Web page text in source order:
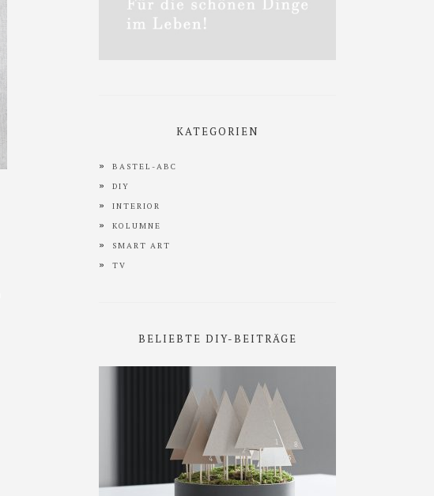
KATEGORIEN
BASTEL-ABC
DIY
INTERIOR
KOLUMNE
SMART ART
TV
BELIEBTE DIY-BEITRÄGE